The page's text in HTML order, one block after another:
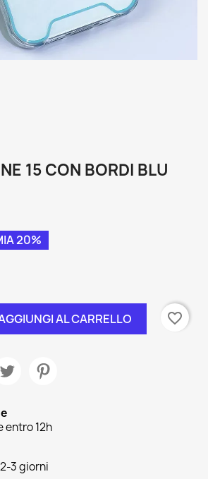
15 CON BORDI BLU
20%
AL CARRELLO favorite_border
entro 12h
3 giorni